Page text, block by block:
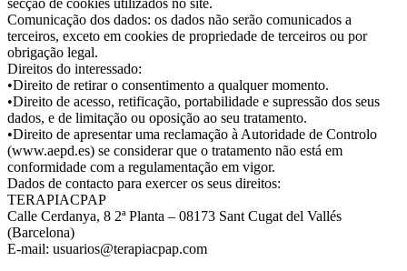
secção de cookies utilizados no site.
Comunicação dos dados: os dados não serão comunicados a
terceiros, exceto em cookies de propriedade de terceiros ou por
obrigação legal.
Direitos do interessado:
•Direito de retirar o consentimento a qualquer momento.
•Direito de acesso, retificação, portabilidade e supressão dos seus
dados, e de limitação ou oposição ao seu tratamento.
•Direito de apresentar uma reclamação à Autoridade de Controlo
(www.aepd.es) se considerar que o tratamento não está em
conformidade com a regulamentação em vigor.
Dados de contacto para exercer os seus direitos:
TERAPIACPAP
Calle Cerdanya, 8 2ª Planta – 08173 Sant Cugat del Vallés
(Barcelona)
E-mail: usuarios@terapiacpap.com